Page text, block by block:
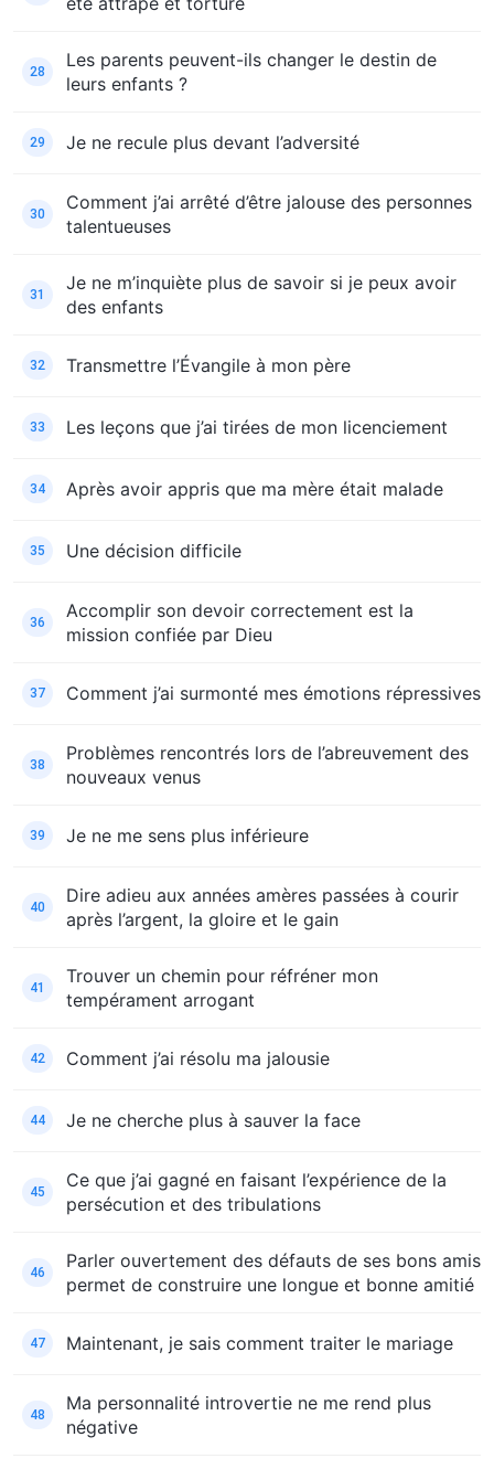
28
Les parents peuvent-ils changer le destin de
leurs enfants ?
29 Je ne recule plus devant l’adversité
30
Comment j’ai arrêté d’être jalouse des personnes
talentueuses
31
Je ne m’inquiète plus de savoir si je peux avoir
des enfants
32 Transmettre l’Évangile à mon père
33 Les leçons que j’ai tirées de mon licenciement
34 Après avoir appris que ma mère était malade
35 Une décision difficile
36
Accomplir son devoir correctement est la
mission confiée par Dieu
37 Comment j’ai surmonté mes émotions répressives
38
Problèmes rencontrés lors de l’abreuvement des
nouveaux venus
39 Je ne me sens plus inférieure
40
Dire adieu aux années amères passées à courir
après l’argent, la gloire et le gain
41
Trouver un chemin pour réfréner mon
tempérament arrogant
42 Comment j’ai résolu ma jalousie
44 Je ne cherche plus à sauver la face
45
Ce que j’ai gagné en faisant l’expérience de la
persécution et des tribulations
46
Parler ouvertement des défauts de ses bons amis
permet de construire une longue et bonne amitié
47 Maintenant, je sais comment traiter le mariage
48
Ma personnalité introvertie ne me rend plus
négative